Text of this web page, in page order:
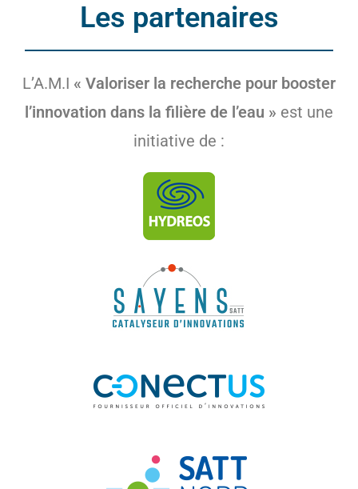
Les partenaires
L’A.M.I « Valoriser la recherche pour booster
l’innovation dans la filière de l’eau » est une
initiative de :